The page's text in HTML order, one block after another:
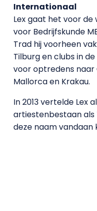
Internationaal
Lex gaat het voor de
voor Bedrijfskunde
Trad hij voorheen
Tilburg en clubs in
voor optredens naar
Mallorca en Krakau.
In 2013 vertelde Lex
artiestenbestaan als
deze naam vandaan